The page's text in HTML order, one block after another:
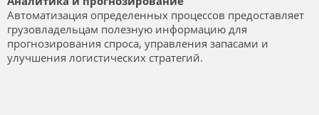
Автоматизация определенных процессов предоставляет
грузовладельцам полезную информацию для
прогнозирования спроса, управления запасами и
улучшения логистических стратегий.